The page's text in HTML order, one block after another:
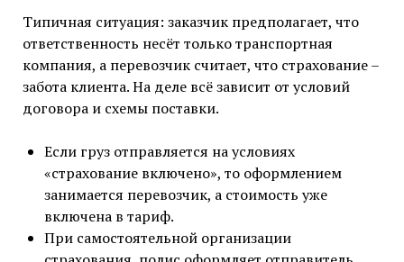
Типичная ситуация: заказчик предполагает, что
ответственность несёт только транспортная
компания, а перевозчик считает, что страхование –
забота клиента. На деле всё зависит от условий
договора и схемы поставки.
Если груз отправляется на условиях
«страхование включено», то оформлением
занимается перевозчик, а стоимость уже
включена в тариф.
При самостоятельной организации